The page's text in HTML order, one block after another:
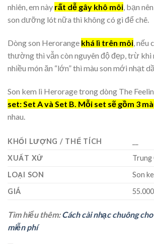
nhiên, em này rất dễ gây khô môi, bạn
son dưỡng lót nữa thì không có gì để chê.
Dòng son Herorange khá lì trên môi, nếu
thường thì vẫn còn nguyên độ đẹp, trừ khi
nhiều món ăn “lớn” thì màu son mới nhạt
Son kem lì Herorage trong dòng The
set: Set A và Set B. Mỗi set sẽ gồm 3
nhau.
KHỐI LƯỢNG / THỂ TÍCH
XUẤT XỨ
Trung
LOẠI SON
Son
GIÁ
Tìm hiểu thêm:Cách cài nhạc chuông
miễn phí